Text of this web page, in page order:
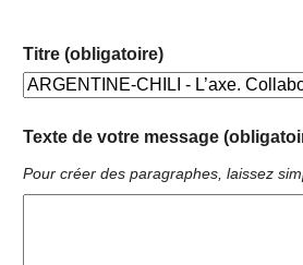
Titre (obligatoire)
Texte de votre message
Pour créer des paragraphes, laissez